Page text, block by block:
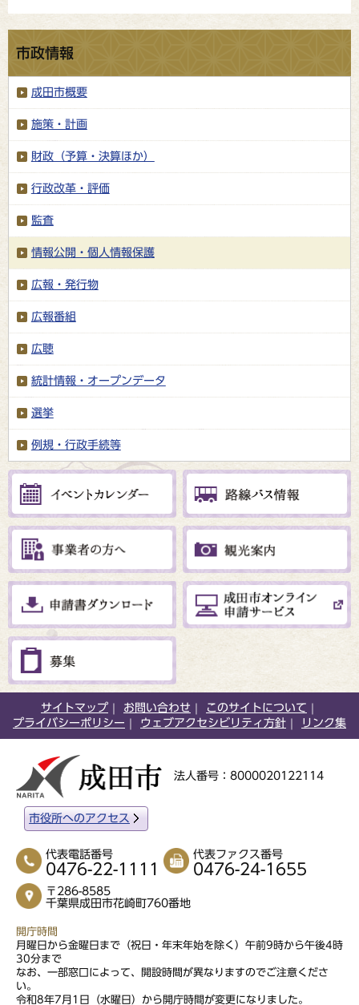
市政情報
成田市概要
施策・計画
財政（予算・決算ほか）
行政改革・評価
監査
情報公開・個人情報保護
広報・発行物
広報番組
広聴
統計情報・オープンデータ
選挙
例規・行政手続等
サイトマップ お問い合わせ
このサイトについて
プライバシーポリシー
ウェブアクセシビリティ方針 リンク集
法人番号：8000020122114
市役所へのアクセス
代表電話番号
0476-22-1111
代表ファクス番号
0476-24-1655
〒286-8585
千葉県成田市花崎町760番地
開庁時間
月曜日から金曜日まで（祝日・年末年始を除く）午前9時から午後4時
30分まで
なお、一部窓口によって、開設時間が異なりますのでご注意くださ
い。
令和8年7月1日（水曜日）から開庁時間が変更になりました。